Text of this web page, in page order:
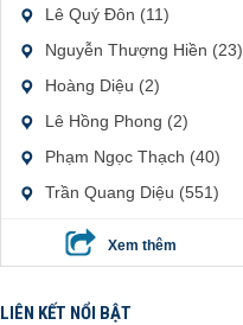
Lê Quý Đôn (11)
Nguyễn Thượng Hiền (23)
Hoàng Diệu (2)
Lê Hồng Phong (2)
Phạm Ngọc Thạch (40)
Trần Quang Diệu (551)
Xem thêm
LIÊN KẾT NỔI BẬT